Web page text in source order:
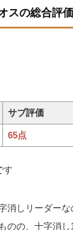
スの総合評価
サブ評価
65点
す
消しリーダー
のの、十字消